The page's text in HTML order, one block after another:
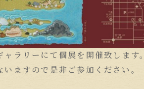
ャラリーにて個展を開催致します。
ますので是非ご参加ください。